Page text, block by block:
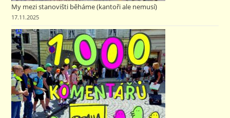
My mezi stanovišti běháme (kantoři ale nemusí)
17.11.2025